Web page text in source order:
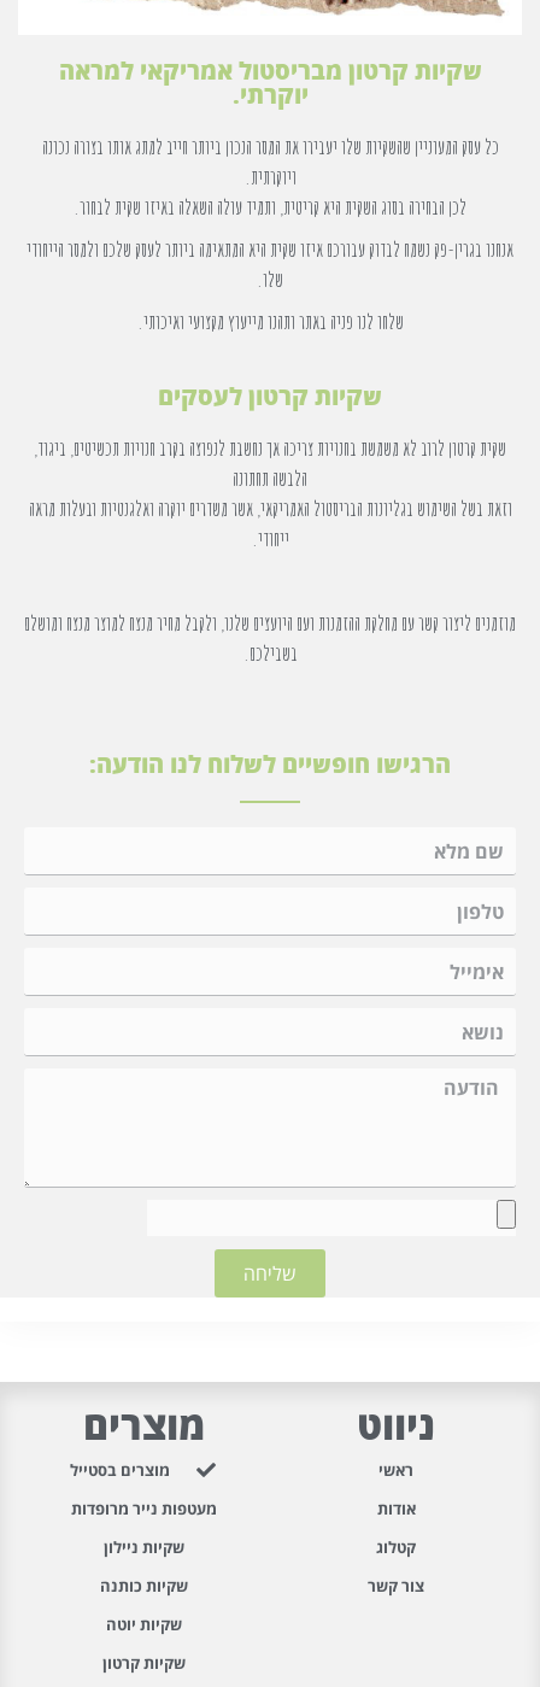
שקיות קרטון מבריסטול אמריקאי למראה
יוקרתי.
כל עסק המעוניין שהשקיות שלו יעבירו את המסר הנכון ביותר חייב למתג אותו בצורה נכונה
ויוקרתית.
לכן הבחירה בסוג השקית היא קריטית, ותמיד עולה השאלה באיזו שקית לבחור.
אנחנו בגרין-פק נשמח לבדוק עבורכם איזו שקית היא המתאימה ביותר לעסק שלכם ולמסר הייחודי
שלו.
שלחו לנו פניה באתר ותהנו מייעוץ מקצועי ואיכותי.
שקיות קרטון לעסקים
שקית קרטון לרוב לא משמשת בחנויות צריכה אך נחשבת לנפוצה בקרב חנויות תכשיטים, ביגוד,
הלבשה תחתונה
וזאת בשל השימוש בגליונות הבריסטול האמריקאי, אשר משדרים יוקרה ואלגנטיות ובעלות מראה
ייחודי.
מוזמנים ליצור קשר עם מחלקת ההזמנות ועם היועצים שלנו, ולקבל מחיר מנצח למוצר מנצח ומושלם
בשבילכם.
הרגישו חופשיים לשלוח לנו הודעה:
שליחה
ניווט
ראשי
אודות
קטלוג
צור קשר
מוצרים
מוצרים בסטייל
מעטפות נייר מרופדות
שקיות ניילון
שקיות כותנה
שקיות יוטה
שקיות קרטון